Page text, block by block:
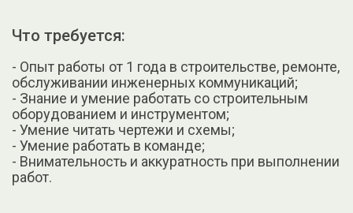
Что требуется:
- Опыт работы от 1 года в строительстве, ремонте,
обслуживании инженерных коммуникаций;
- Знание и умение работать со строительным
оборудованием и инструментом;
- Умение читать чертежи и схемы;
- Умение работать в команде;
- Внимательность и аккуратность при выполнении
работ.